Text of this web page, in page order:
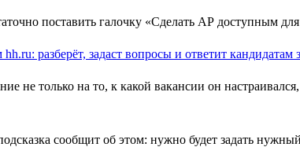
поставить галочку «Сделать АР доступным для
не только на то, к какой вакансии он
сообщит об этом: нужно будет задать нужный